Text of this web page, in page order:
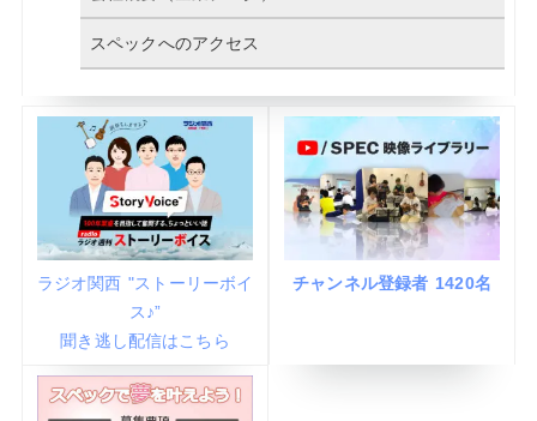
スペックへのアクセス
ラジオ関西 "ストーリーボイ
ス♪”
聞き逃し配信はこちら
チャンネル登録者 1420名